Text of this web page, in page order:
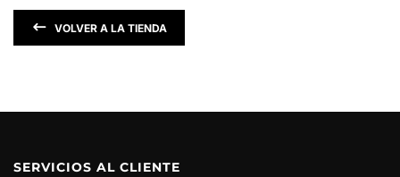
VOLVER A LA TIENDA
SERVICIOS AL CLIENTE